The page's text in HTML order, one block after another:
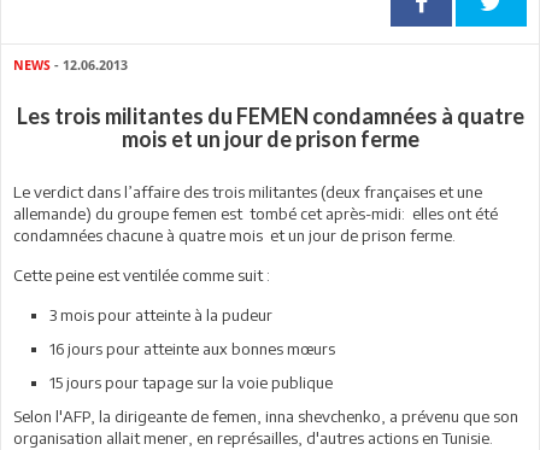
NEWS - 12.06.2013
Les trois militantes du FEMEN condamnées à quatre
mois et un jour de prison ferme
Le verdict dans l’affaire des trois militantes (deux françaises et une
allemande) du groupe femen est tombé cet après-midi: elles ont été
condamnées chacune à quatre mois et un jour de prison ferme.
Cette peine est ventilée comme suit :
3 mois pour atteinte à la pudeur
16 jours pour atteinte aux bonnes mœurs
15 jours pour tapage sur la voie publique
Selon l'AFP, la dirigeante de femen, inna shevchenko, a prévenu que son
organisation allait mener, en représailles, d'autres actions en Tunisie.